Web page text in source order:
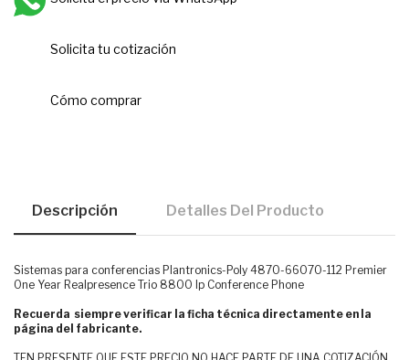
Solicita tu cotización
Cómo comprar
Descripción Detalles Del Producto
Sistemas para conferencias Plantronics-Poly 4870-66070-112 Premier
One Year Realpresence Trio 8800 Ip Conference Phone
Recuerda siempre verificar la ficha técnica directamente en la
página del fabricante.